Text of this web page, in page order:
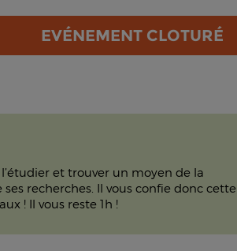
EVÉNEMENT CLOTURÉ
et trouver un moyen de la
recherches. Il vous confie donc cette
! Il vous reste 1h !